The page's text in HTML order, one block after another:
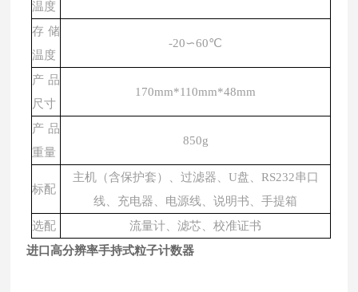
温度
存储
温度
-20∽60℃
产品
尺寸
170mm*110mm*48mm
产品
重量
850g
标配
主机（含保护套）、过滤器、 U盘、RS232串口
线、充电器、电源线、说明书、手提箱
选配
流量计、滤芯、校准证书
进口高分辨率手持式粒子计数器